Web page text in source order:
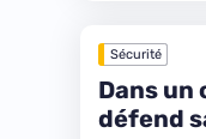
Sécurité
Dans un
défend